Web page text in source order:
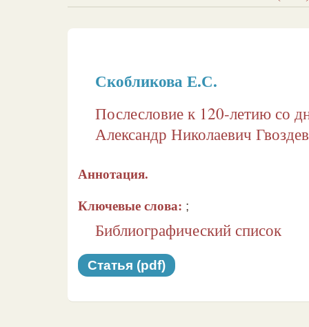
Скобликова Е.С.
Послесловие к 120-летию со
Александр Николаевич
Аннотация.
Ключевые слова: ;
Библиографический список
Статья (pdf)